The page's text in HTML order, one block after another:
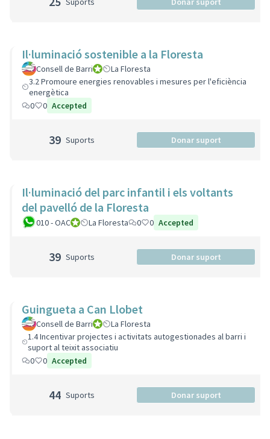
Il·luminació sostenible a la Floresta
Consell de BarriConsell de Barri
La Floresta
3.2 Promoure energies renovables i mesures per l'eficiència
energètica
0
0 Accepted
39 Suports Donar suport
Il·luminació del parc infantil i els voltants
del pavelló de la Floresta
010 - OAC010 - Oficina d'Atenció Ciutadana
La Floresta 0 0 Accepted
39 Suports Donar suport
Guingueta a Can Llobet
Consell de BarriConsell de Barri
La Floresta
1.4 Incentivar projectes i activitats autogestionades al barri i
suport al teixit associatiu
0
0 Accepted
44 Suports Donar suport